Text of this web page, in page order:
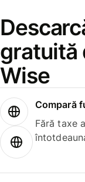
gratuită
Wise
Compară
Fără taxe